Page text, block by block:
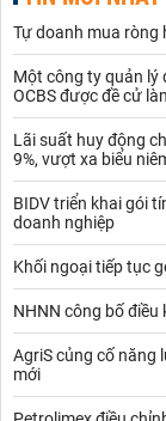
Tự doanh mua ròng
Một công ty quản lý
OCBS được đề cử
Lãi suất huy động
9%, vượt xa biểu
BIDV triển khai gói
doanh nghiệp
Khối ngoại tiếp tục
NHNN công bố
AgriS củng cố năng
mới